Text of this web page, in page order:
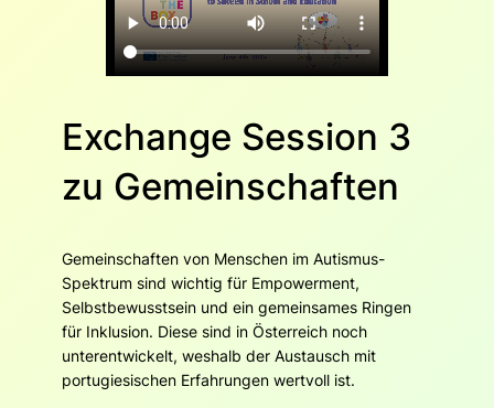
Exchange Session 3
zu Gemeinschaften
Gemeinschaften von Menschen im Autismus-
Spektrum sind wichtig für Empowerment,
Selbstbewusstsein und ein gemeinsames Ringen
für Inklusion. Diese sind in Österreich noch
unterentwickelt, weshalb der Austausch mit
portugiesischen Erfahrungen wertvoll ist.